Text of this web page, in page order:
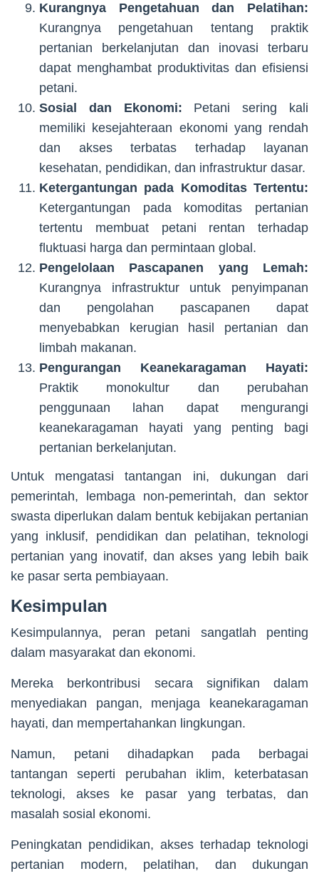
Kurangnya Pengetahuan dan Pelatihan:
Kurangnya pengetahuan tentang praktik
pertanian berkelanjutan dan inovasi terbaru
dapat menghambat produktivitas dan efisiensi
petani.
Sosial dan Ekonomi: Petani sering kali
memiliki kesejahteraan ekonomi yang rendah
dan akses terbatas terhadap layanan
kesehatan, pendidikan, dan infrastruktur dasar.
Ketergantungan pada Komoditas Tertentu:
Ketergantungan pada komoditas pertanian
tertentu membuat petani rentan terhadap
fluktuasi harga dan permintaan global.
Pengelolaan Pascapanen yang Lemah:
Kurangnya infrastruktur untuk penyimpanan
dan pengolahan pascapanen dapat
menyebabkan kerugian hasil pertanian dan
limbah makanan.
Pengurangan Keanekaragaman Hayati:
Praktik monokultur dan perubahan
penggunaan lahan dapat mengurangi
keanekaragaman hayati yang penting bagi
pertanian berkelanjutan.
Untuk mengatasi tantangan ini, dukungan dari
pemerintah, lembaga non-pemerintah, dan sektor
swasta diperlukan dalam bentuk kebijakan pertanian
yang inklusif, pendidikan dan pelatihan, teknologi
pertanian yang inovatif, dan akses yang lebih baik
ke pasar serta pembiayaan.
Kesimpulan
Kesimpulannya, peran petani sangatlah penting
dalam masyarakat dan ekonomi.
Mereka berkontribusi secara signifikan dalam
menyediakan pangan, menjaga keanekaragaman
hayati, dan mempertahankan lingkungan.
Namun, petani dihadapkan pada berbagai
tantangan seperti perubahan iklim, keterbatasan
teknologi, akses ke pasar yang terbatas, dan
masalah sosial ekonomi.
Peningkatan pendidikan, akses terhadap teknologi
pertanian modern, pelatihan, dan dukungan